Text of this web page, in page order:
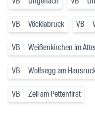
VB Vöcklabruck VB
VB Weißenkirchen im
VB Wolfsegg am
VB Zell am Pettenfirst